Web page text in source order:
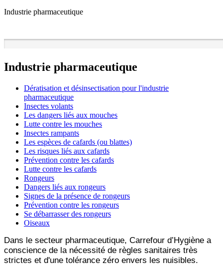
Industrie pharmaceutique
Industrie pharmaceutique
Dératisation et désinsectisation pour l'industrie
pharmaceutique
Insectes volants
Les dangers liés aux mouches
Lutte contre les mouches
Insectes rampants
Les espèces de cafards (ou blattes)
Les risques liés aux cafards
Prévention contre les cafards
Lutte contre les cafards
Rongeurs
Dangers liés aux rongeurs
Signes de la présence de rongeurs
Prévention contre les rongeurs
Se débarrasser des rongeurs
Oiseaux
Dans le secteur pharmaceutique, Carrefour d’Hygiène a
conscience de la nécessité de règles sanitaires très
strictes et d'une tolérance zéro envers les nuisibles.